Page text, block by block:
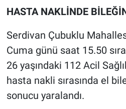
HASTA NAKLİNDE
Serdivan Çubuklu
Cuma günü saat 15.50
26 yaşındaki 112 Acil
hasta nakli sırasında el
sonucu yaralandı.